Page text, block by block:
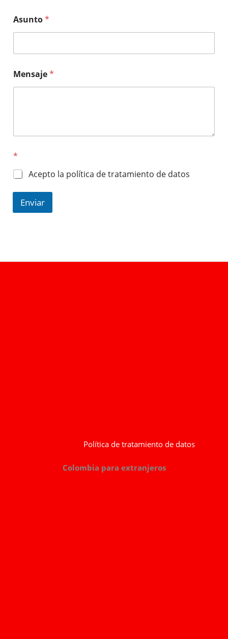
Asunto*
Mensaje*
*
Acepto la política de tratamiento de datos
Enviar
Política de tratamiento de datos
Colombia para extranjeros